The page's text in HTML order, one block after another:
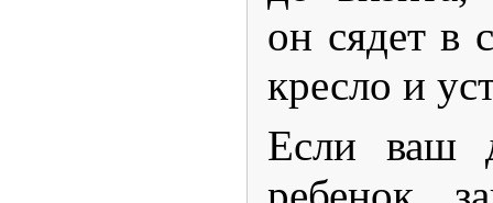
он сядет в
кресло и
Если ваш